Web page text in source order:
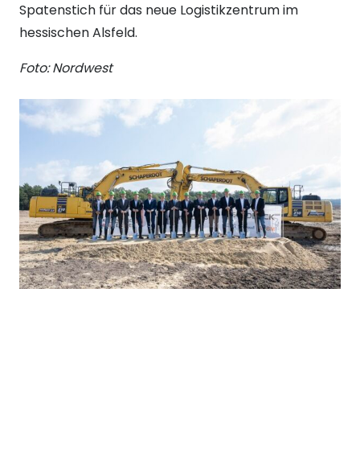
Spatenstich für das neue Logistikzentrum im
hessischen Alsfeld.
Foto: Nordwest